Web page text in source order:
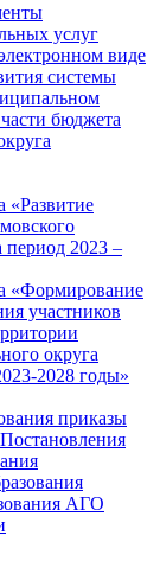
услуг
виде
системы
бюджета
«Развитие
период 2023 –
«Формирование
участников
округа
2028 годы»
приказы
АГО